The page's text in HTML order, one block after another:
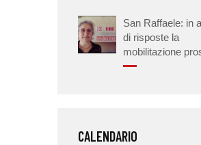
San Raffaele: in
di risposte la
mobilitazione
CALENDARIO